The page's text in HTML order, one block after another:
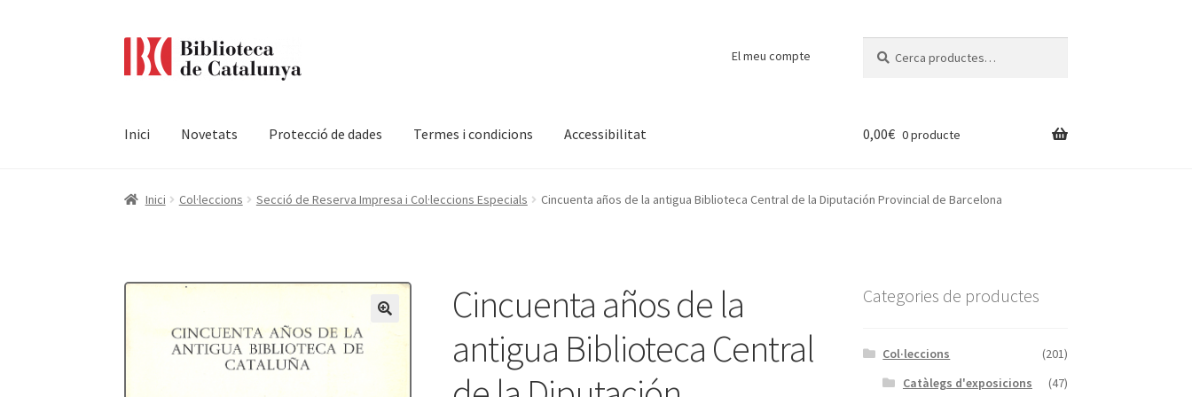
El meu compte
Inici Novetats Protecció de dades Termes i condicions Accessibilitat
Pàgina d'inici Accessibilitat Cistella El meu compte Finalitzar compraNovetats Payment Protecció de dades
0,00€ 0 producte
Inici Col·leccions Secció de Reserva Impresa i Col·leccions Especials Cincuenta años de la antigua Biblioteca Central de la Diputación Provincial de Barcelona
Cincuenta años de la
antigua Biblioteca Central
Categories de productes
Col·leccions
(201)
Catàlegs d'exposicions
(47)